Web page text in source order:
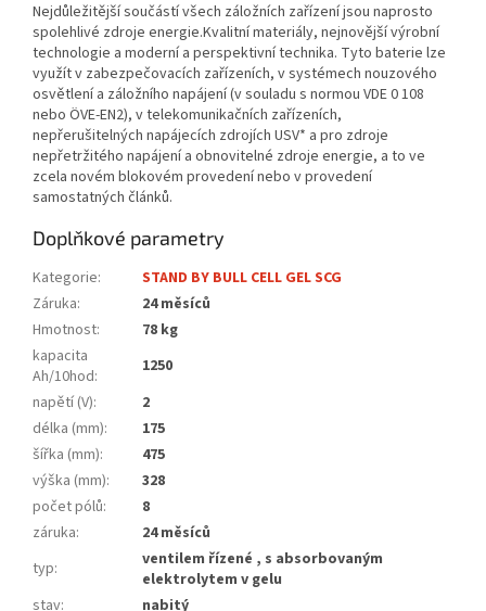
Nejdůležitější součástí všech záložních zařízení jsou naprosto
spolehlivé zdroje energie.Kvalitní materiály, nejnovější výrobní
technologie a moderní a perspektivní technika. Tyto baterie lze
využít v zabezpečovacích zařízeních, v systémech nouzového
osvětlení a záložního napájení (v souladu s normou VDE 0 108
nebo ÖVE-EN2), v telekomunikačních zařízeních,
nepřerušitelných napájecích zdrojích USV* a pro zdroje
nepřetržitého napájení a obnovitelné zdroje energie, a to ve
zcela novém blokovém provedení nebo v provedení
samostatných článků.
Doplňkové parametry
Kategorie:
STAND BY BULL CELL GEL SCG
Záruka:
24 měsíců
Hmotnost:
78 kg
kapacita
Ah/10hod:
1250
napětí (V):
2
délka (mm):
175
šířka (mm):
475
výška (mm):
328
počet pólů:
8
záruka:
24 měsíců
typ:
ventilem řízené , s absorbovaným
elektrolytem v gelu
stav:
nabitý